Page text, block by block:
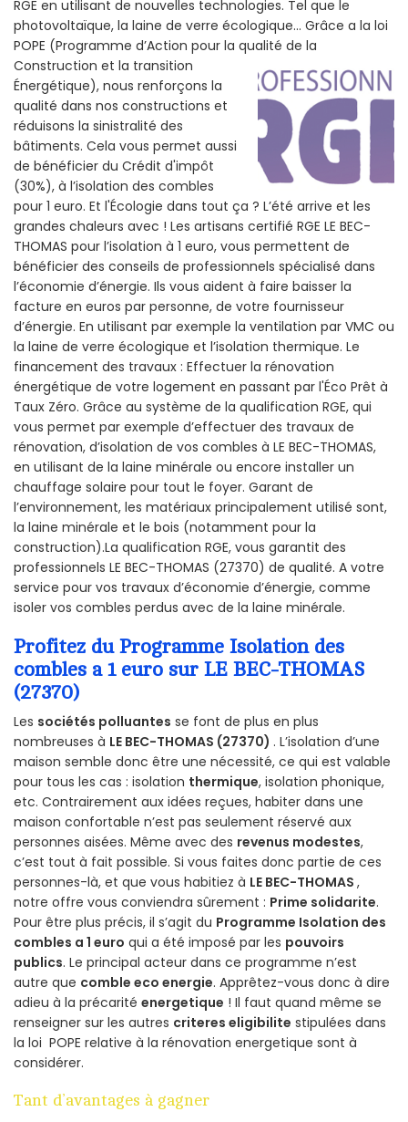
RGE en utilisant de nouvelles technologies. Tel que le
photovoltaïque, la laine de verre écologique... Grâce a la loi
POPE (Programme d’Action pour la qualité de la
Construction et la transition
Énergétique), nous renforçons la
qualité dans nos constructions et
réduisons la sinistralité des
bâtiments. Cela vous permet aussi
de bénéficier du Crédit d'impôt
(30%), à l’isolation des combles
pour 1 euro. Et l'Écologie dans tout ça ? L’été arrive et les
grandes chaleurs avec ! Les artisans certifié RGE LE BEC-
THOMAS pour l’isolation à 1 euro, vous permettent de
bénéficier des conseils de professionnels spécialisé dans
l’économie d’énergie. Ils vous aident à faire baisser la
facture en euros par personne, de votre fournisseur
d’énergie. En utilisant par exemple la ventilation par VMC ou
la laine de verre écologique et l’isolation thermique. Le
financement des travaux : Effectuer la rénovation
énergétique de votre logement en passant par l'Éco Prêt à
Taux Zéro. Grâce au système de la qualification RGE, qui
vous permet par exemple d’effectuer des travaux de
rénovation, d’isolation de vos combles à LE BEC-THOMAS,
en utilisant de la laine minérale ou encore installer un
chauffage solaire pour tout le foyer. Garant de
l’environnement, les matériaux principalement utilisé sont,
la laine minérale et le bois (notamment pour la
construction).La qualification RGE, vous garantit des
professionnels LE BEC-THOMAS (27370) de qualité. A votre
service pour vos travaux d’économie d’énergie, comme
isoler vos combles perdus avec de la laine minérale.
Profitez du Programme Isolation des
combles a 1 euro sur LE BEC-THOMAS
(27370)
Les sociétés polluantes se font de plus en plus
nombreuses à LE BEC-THOMAS (27370) . L’isolation d’une
maison semble donc être une nécessité, ce qui est valable
pour tous les cas : isolation thermique, isolation phonique,
etc. Contrairement aux idées reçues, habiter dans une
maison confortable n’est pas seulement réservé aux
personnes aisées. Même avec des revenus modestes,
c’est tout à fait possible. Si vous faites donc partie de ces
personnes-là, et que vous habitiez à LE BEC-THOMAS ,
notre offre vous conviendra sûrement : Prime solidarite.
Pour être plus précis, il s’agit du Programme Isolation des
combles a 1 euro qui a été imposé par les pouvoirs
publics. Le principal acteur dans ce programme n’est
autre que comble eco energie. Apprêtez-vous donc à dire
adieu à la précarité energetique ! Il faut quand même se
renseigner sur les autres criteres eligibilite stipulées dans
la loi POPE relative à la rénovation energetique sont à
considérer.
Tant d’avantages à gagner